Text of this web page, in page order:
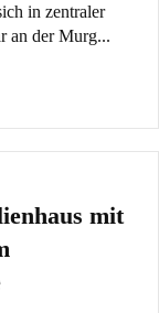
in zentraler
an der Murg...
mit